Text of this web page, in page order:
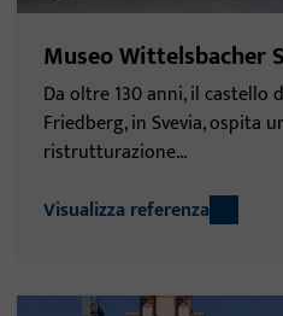
Museo Wittelsbacher
Da oltre 130 anni, il castello
Friedberg, in Svevia, ospita
ristrutturazione...
Visualizza referenza